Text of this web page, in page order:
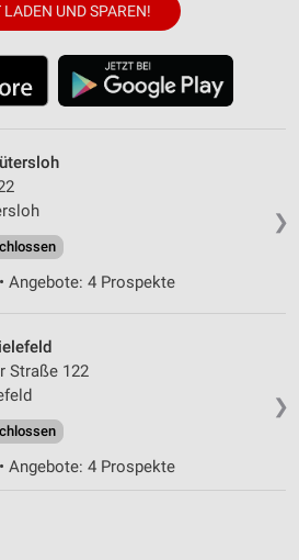
UND SPAREN!
❯
Angebote: 4 Prospekte
❯
Straße 122
Angebote: 4 Prospekte